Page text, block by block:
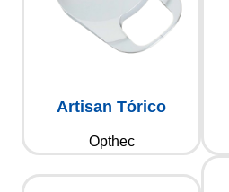
Artisan Tórico
Opthec